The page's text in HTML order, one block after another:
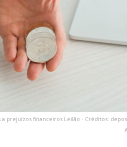
prejuízos financeiros Leilão - Créditos: